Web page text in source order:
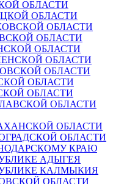
ОБЛАСТИ
ОБЛАСТИ
ОБЛАСТИ
ОБЛАСТИ
ОБЛАСТИ
ОБЛАСТИ
ОБЛАСТИ
ОБЛАСТИ
ОБЛАСТИ
ОБЛАСТИ
ОБЛАСТИ
ОБЛАСТИ
КРАЮ
АДЫГЕЯ
КАЛМЫКИЯ
ОБЛАСТИ